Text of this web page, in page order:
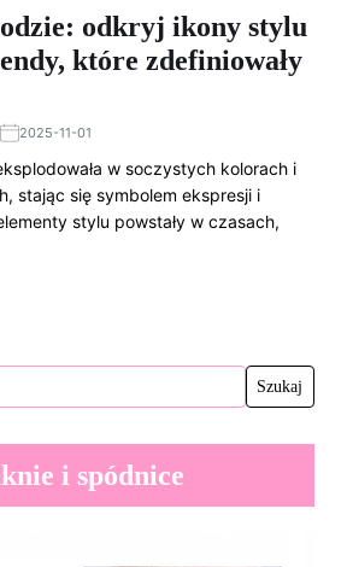
odkryj ikony stylu
które zdefiniowały
2025-11-01
w soczystych kolorach i
stając się symbolem ekspresji i
stylu powstały w czasach,
i spódnice